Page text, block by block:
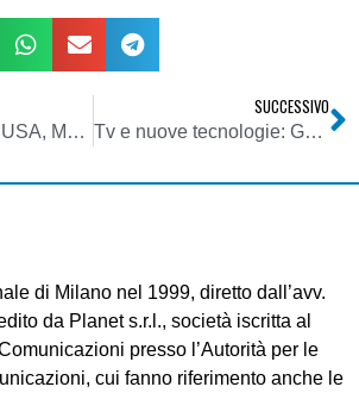
Politica e media. USA, Murdoch si schiera con i Repubblicani: donato 1 milione di dollari in vista delle elezioni di novembre
SUCCESSIVO
Tv e nuove tecnologie: Google si prepara a portare Internet sul tv di casa in maniera stabile promettendo di cambiare il modo di fare televisione
di Milano nel 1999, diretto dall’avv.
da Planet s.r.l., società iscritta al
presso l’Autorità per le
cui fanno riferimento anche le